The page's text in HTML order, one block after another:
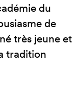
du
de
très jeune et
tradition